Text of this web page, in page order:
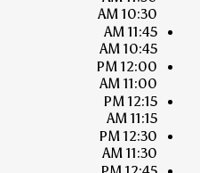
10:30 AM
11:45 AM
10:45 AM
12:00 PM
11:00 AM
12:15 PM
11:15 AM
12:30 PM
11:30 AM